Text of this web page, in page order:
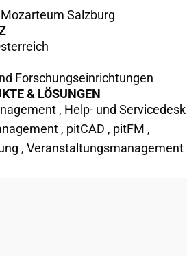
Salzburg
Forschungseinrichtungen
& LÖSUNGEN
, Help- und Servicedesk
, pitCAD , pitFM ,
,Veranstaltungsmanagement